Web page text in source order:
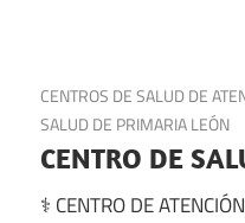
19 de julio de 2025
CENTROS DE SALUD DE
SALUD DE PRIMARIA LEÓN
CENTRO DE
⚕️ CENTRO DE